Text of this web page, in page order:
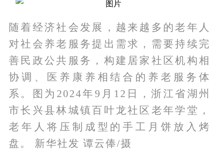
随着经济社会发展，越来越多的老年人
对社会养老服务提出需求，需要持续完
善民政公共服务，构建居家社区机构相
协调、医养康养相结合的养老服务体
系。图为2024年9月12日，浙江省湖州
市长兴县林城镇百叶龙社区老年学堂，
老年人将压制成型的手工月饼放入烤
盘。 新华社发 谭云俸/摄